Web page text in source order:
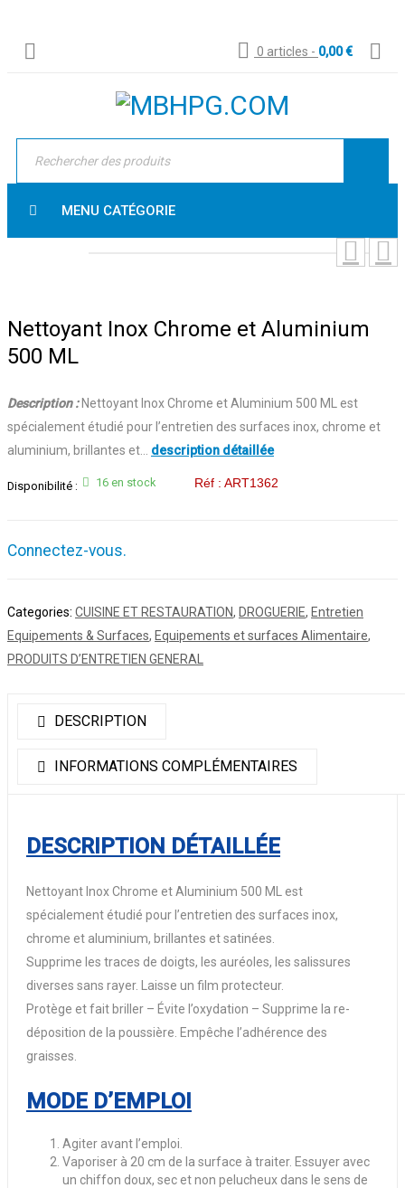
0 articles - 0,00€
MENU CATÉGORIE
Nettoyant Inox Chrome et Aluminium
500 ML
Description : Nettoyant Inox Chrome et Aluminium 500 ML est
spécialement étudié pour l’entretien des surfaces inox, chrome et
aluminium, brillantes et… description détaillée
Disponibilité : 16 en stock Réf : ART1362
Connectez-vous.
Categories: CUISINE ET RESTAURATION, DROGUERIE, Entretien
Equipements & Surfaces, Equipements et surfaces Alimentaire,
PRODUITS D’ENTRETIEN GENERAL
DESCRIPTION
INFORMATIONS COMPLÉMENTAIRES
DESCRIPTION DÉTAILLÉE
Nettoyant Inox Chrome et Aluminium 500 ML est
spécialement étudié pour l’entretien des surfaces inox,
chrome et aluminium, brillantes et satinées.
Supprime les traces de doigts, les auréoles, les salissures
diverses sans rayer. Laisse un film protecteur.
Protège et fait briller – Évite l’oxydation – Supprime la re-
déposition de la poussière. Empêche l’adhérence des
graisses.
MODE D’EMPLOI
Agiter avant l’emploi.
Vaporiser à 20 cm de la surface à traiter. Essuyer avec
un chiffon doux, sec et non pelucheux dans le sens de